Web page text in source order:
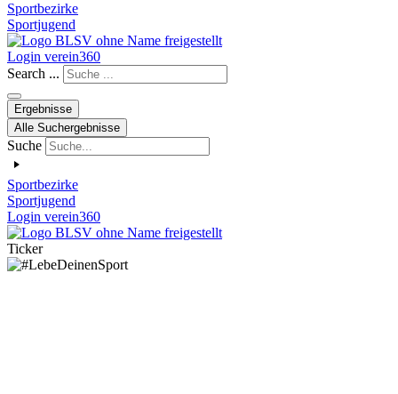
Sportbezirke
Sportjugend
Login verein360
Search ...
Ergebnisse
Alle Suchergebnisse
Suche
Sportbezirke
Sportjugend
Login verein360
Ticker